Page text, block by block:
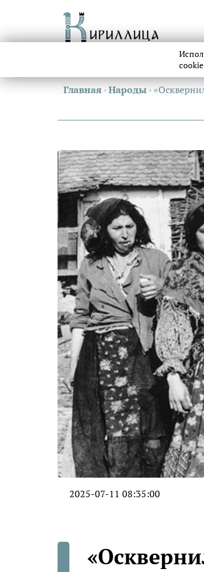
Главная ›Народы ›
2025-07-11 08:35:00